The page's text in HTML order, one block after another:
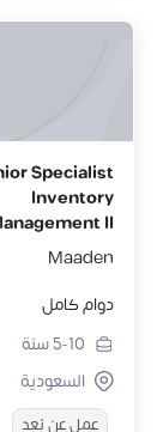
Specialist
Inventory
II
Maaden
دوام كامل
5-10سنة
السعودية
عمل عن بُعد